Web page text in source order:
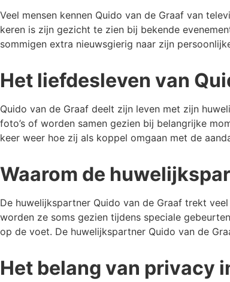
Veel mensen kennen Quido van de Graaf van
keren is zijn gezicht te zien bij bekende
sommigen extra nieuwsgierig naar zijn
Het liefdesleven van
Quido van de Graaf deelt zijn leven met zijn
foto’s of worden samen gezien bij belangrijke
keer weer hoe zij als koppel omgaan met de
Waarom de
De huwelijkspartner Quido van de Graaf trekt
worden ze soms gezien tijdens speciale
op de voet. De huwelijkspartner Quido van de
Het belang van privacy